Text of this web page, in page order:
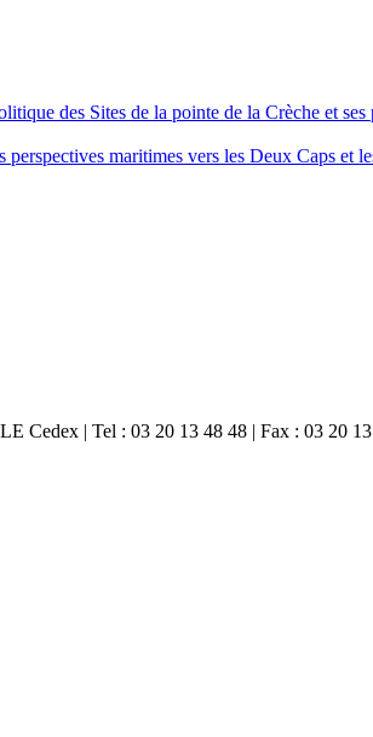
des Sites de la pointe de la Crèche et
maritimes vers les Deux Caps et
Cedex | Tel : 03 20 13 48 48 | Fax : 03 20